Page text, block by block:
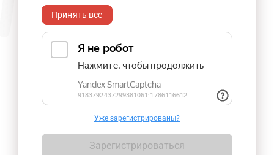
Принять все
Уже зарегистрированы?
Зарегистрироваться